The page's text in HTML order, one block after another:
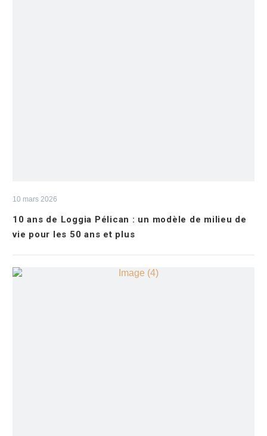
10 mars 2026
10 ans de Loggia Pélican : un modèle de milieu de
vie pour les 50 ans et plus